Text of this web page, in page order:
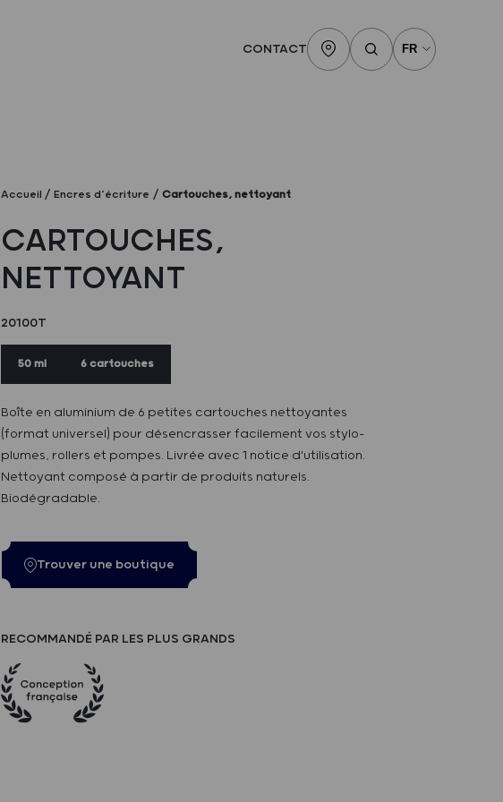
CONTACT
Accueil Encres d’écriture Cartouches, nettoyant
CARTOUCHES,
NETTOYANT
20100T
50 ml 6 cartouches
Boîte en aluminium de 6 petites cartouches nettoyantes
(format universel) pour désencrasser facilement vos stylo-
plumes, rollers et pompes. Livrée avec 1 notice d'utilisation.
Nettoyant composé à partir de produits naturels.
Biodégradable.
Trouver une boutique
RECOMMANDÉ PAR LES PLUS GRANDS